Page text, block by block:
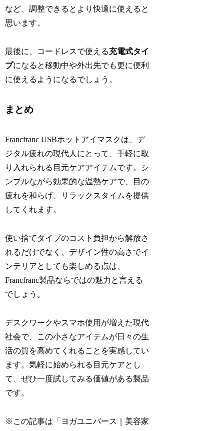
など、調整できるとより快適に使えると
思います。
最後に、コードレスで使える充電式タイ
プになると移動中や外出先でも更に便利
に使えるようになるでしょう。
まとめ
Francfranc USBホットアイマスクは、デ
ジタル疲れの現代人にとって、手軽に取
り入れられる目元ケアアイテムです。シ
ンプルながら効果的な温熱ケアで、目の
疲れを和らげ、リラックスタイムを提供
してくれます。
使い捨てタイプのコスト負担から解放さ
れるだけでなく、デザイン性の高さでイ
ンテリアとしても楽しめる点は、
Francfranc製品ならではの魅力と言える
でしょう。
デスクワークやスマホ使用が増えた現代
社会で、この小さなアイテムが日々の生
活の質を高めてくれることを実感してい
ます。気軽に始められる目元ケアとし
て、ぜひ一度試してみる価値がある製品
です。
※この記事は「ヨガユニバース｜美容家